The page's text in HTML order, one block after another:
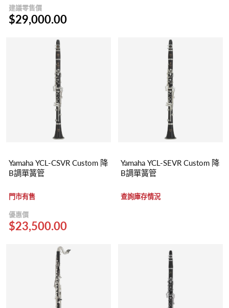
建議零售價
$29,000.00
Yamaha YCL-CSVR Custom 降
B調單簧管
門市有售
優惠價
$23,500.00
Yamaha YCL-SEVR Custom 降
B調單簧管
查詢庫存情況